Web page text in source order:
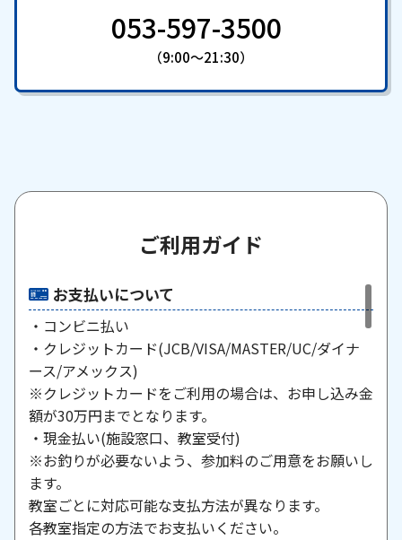
053-597-3500
（9:00～21:30）
ご利用ガイド
お支払いについて
・コンビニ払い
・クレジットカード(JCB/VISA/MASTER/UC/ダイナ
ース/アメックス)
※クレジットカードをご利用の場合は、お申し込み金
額が30万円までとなります。
・現金払い(施設窓口、教室受付)
※お釣りが必要ないよう、参加料のご用意をお願いし
ます。
教室ごとに対応可能な支払方法が異なります。
各教室指定の方法でお支払いください。